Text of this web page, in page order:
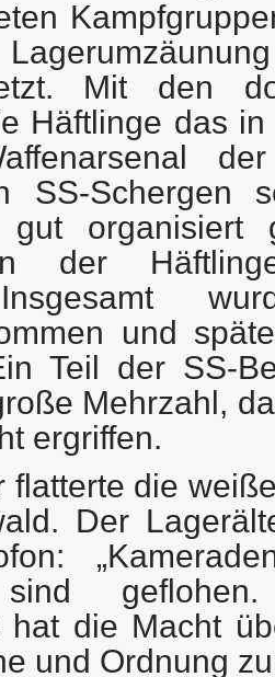
Mit den
Häftlinge das
SS-Schergen
organisiert
der
und
Teil der SS-
Mehrzahl,
ergriffen.
flatterte die
Der
sind
hat die Macht
und Ordnung